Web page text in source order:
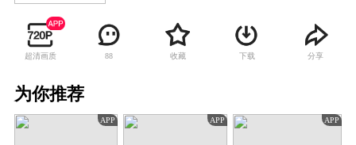
经天 饰）。江千帆收了林可颂为徒并传授她厨
艺，还一起准备参加三个月以后的厨艺大赛。林
可颂虽然有着天才味觉，但是对厨艺是一窍不
己。在这个过程中宋意然也渐渐的对林可颂产生
超清画质 88 收藏 下载 分享
为你推荐
APP APP APP